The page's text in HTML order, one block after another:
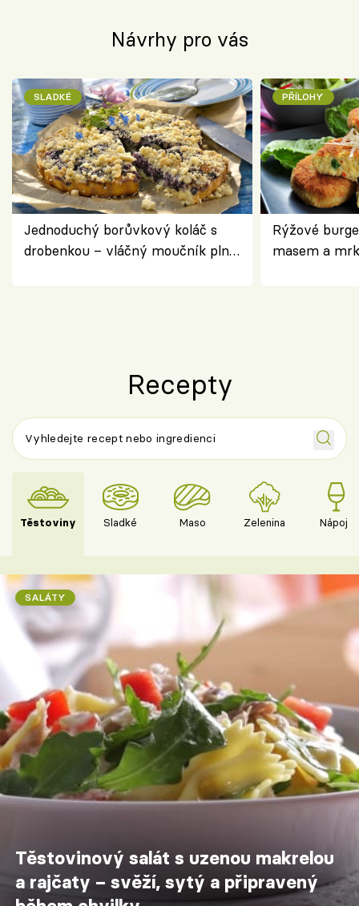
Návrhy pro vás
SLADKÉ
Jednoduchý borůvkový koláč s
drobenkou – vláčný moučník plný
PŘÍLOHY
Rýžové
masem a
Recepty
Těstoviny Sladké Maso Zelenina Nápoje
SALÁTY
Těstovinový salát s uzenou makrelou
a rajčaty – svěží, sytý a připravený